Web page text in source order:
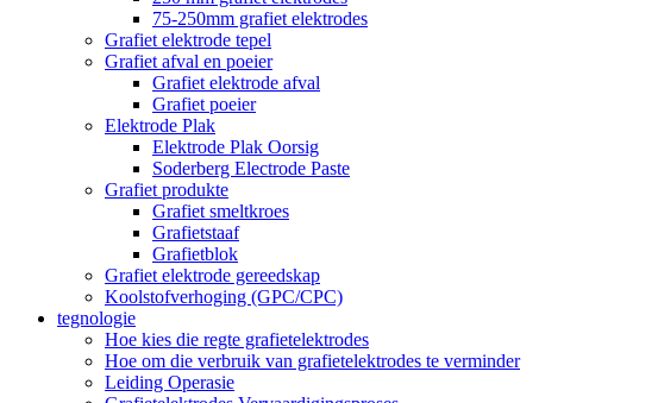
75-250mm grafiet elektrodes
Grafiet elektrode tepel
Grafiet afval en poeier
Grafiet elektrode afval
Grafiet poeier
Elektrode Plak
Elektrode Plak Oorsig
Soderberg Electrode Paste
Grafiet produkte
Grafiet smeltkroes
Grafietstaaf
Grafietblok
Grafiet elektrode gereedskap
Koolstofverhoging (GPC/CPC)
tegnologie
Hoe kies die regte grafietelektrodes
Hoe om die verbruik van grafietelektrodes te verminder
Leiding Operasie